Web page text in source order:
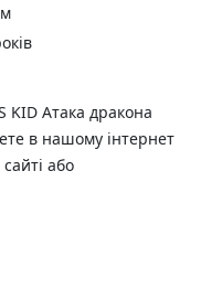
KID Атака дракона
в нашому інтернет
або